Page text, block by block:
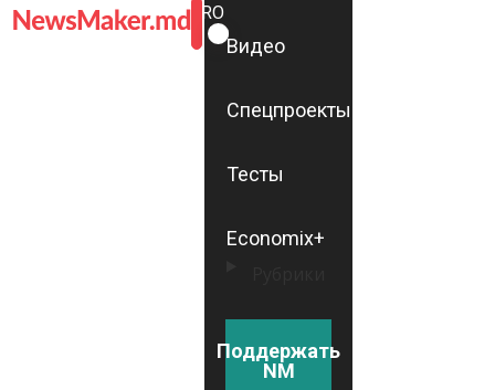
ROMÂNĂ
RU
Видео
Спецпроекты
Тесты
Economix+
Поддержать
NM